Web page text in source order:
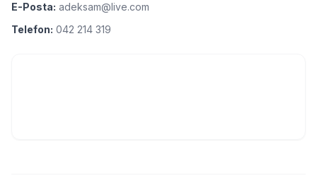
E-Posta: adeksam@live.com
Telefon: 042 214 319